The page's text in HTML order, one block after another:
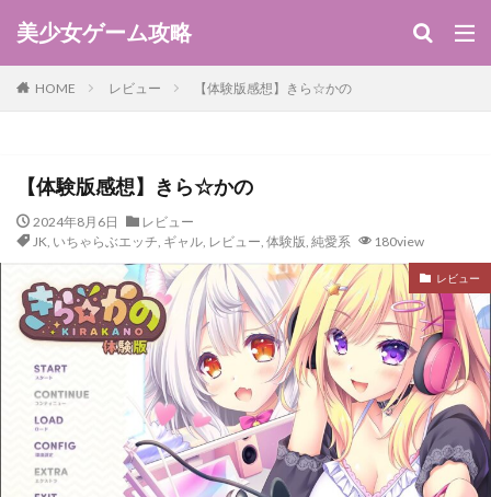
美少女ゲーム攻略
HOME レビュー 【体験版感想】きら☆かの
【体験版感想】きら☆かの
2024年8月6日
レビュー
JK, いちゃらぶエッチ, ギャル, レビュー, 体験版, 純愛系 180view
レビュー